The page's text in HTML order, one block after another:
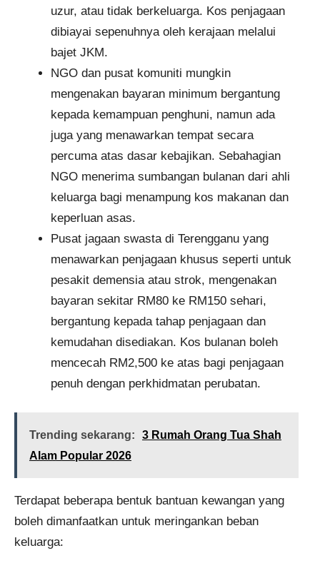
uzur, atau tidak berkeluarga. Kos penjagaan
dibiayai sepenuhnya oleh kerajaan melalui
bajet JKM.
NGO dan pusat komuniti mungkin
mengenakan bayaran minimum bergantung
kepada kemampuan penghuni, namun ada
juga yang menawarkan tempat secara
percuma atas dasar kebajikan. Sebahagian
NGO menerima sumbangan bulanan dari ahli
keluarga bagi menampung kos makanan dan
keperluan asas.
Pusat jagaan swasta di Terengganu yang
menawarkan penjagaan khusus seperti untuk
pesakit demensia atau strok, mengenakan
bayaran sekitar RM80 ke RM150 sehari,
bergantung kepada tahap penjagaan dan
kemudahan disediakan. Kos bulanan boleh
mencecah RM2,500 ke atas bagi penjagaan
penuh dengan perkhidmatan perubatan.
Trending sekarang:
3 Rumah Orang Tua Shah
Alam Popular 2026
Terdapat beberapa bentuk bantuan kewangan yang
boleh dimanfaatkan untuk meringankan beban
keluarga: